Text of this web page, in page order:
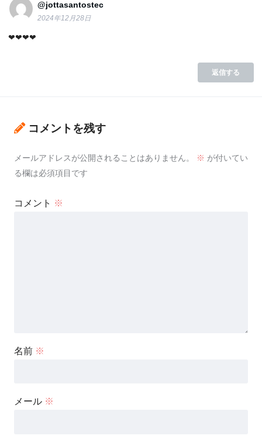
@jottasantostec
2024年12月28日
❤❤❤❤
返信する
コメントを残す
メールアドレスが公開されることはありません。 ※ が付いてい
る欄は必須項目です
コメント ※
名前 ※
メール ※